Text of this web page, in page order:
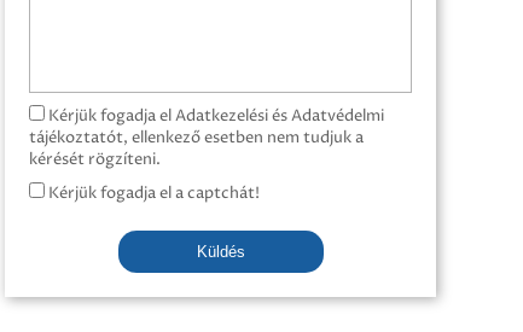
Kérjük fogadja el Adatkezelési és Adatvédelmi
tájékoztatót, ellenkező esetben nem tudjuk a
kérését rögzíteni.
Kérjük fogadja el a captchát!
Küldés